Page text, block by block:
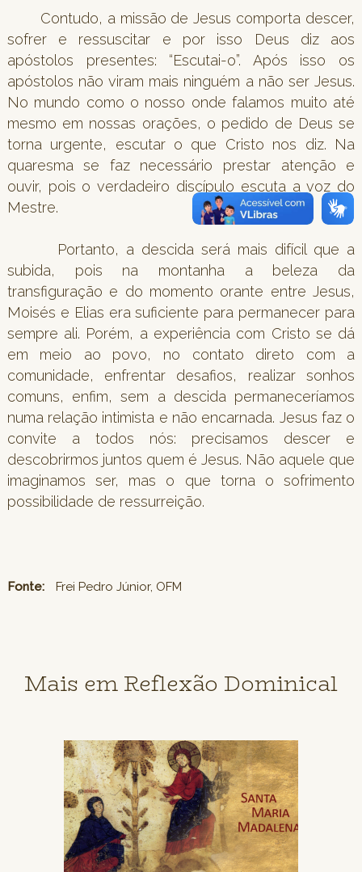
Contudo, a missão de Jesus comporta descer,
sofrer e ressuscitar e por isso Deus diz aos
apóstolos presentes: “Escutai-o”. Após isso os
apóstolos não viram mais ninguém a não ser Jesus.
No mundo como o nosso onde falamos muito até
mesmo em nossas orações, o pedido de Deus se
torna urgente, escutar o que Cristo nos diz. Na
quaresma se faz necessário prestar atenção e
ouvir, pois o verdadeiro discípulo escuta a voz do
Mestre.
Portanto, a descida será mais difícil que a
subida, pois na montanha a beleza da
transfiguração e do momento orante entre Jesus,
Moisés e Elias era suficiente para permanecer para
sempre ali. Porém, a experiência com Cristo se dá
em meio ao povo, no contato direto com a
comunidade, enfrentar desafios, realizar sonhos
comuns, enfim, sem a descida permaneceríamos
numa relação intimista e não encarnada. Jesus faz o
convite a todos nós: precisamos descer e
descobrirmos juntos quem é Jesus. Não aquele que
imaginamos ser, mas o que torna o sofrimento
possibilidade de ressurreição.
Fonte: Frei Pedro Júnior, OFM
Mais em Reflexão Dominical